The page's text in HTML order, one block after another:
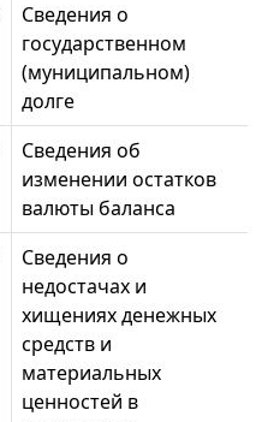
Сведения о
государственном
(муниципальном)
долге
Сведения об
изменении остатков
валюты баланса
Сведения о
недостачах и
хищениях денежных
средств и
материальных
ценностей в